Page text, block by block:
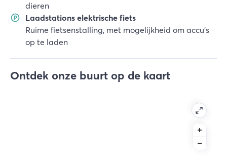
dieren
Laadstations elektrische fiets
Ruime fietsenstalling, met mogelijkheid om accu's
op te laden
Ontdek onze buurt op de kaart